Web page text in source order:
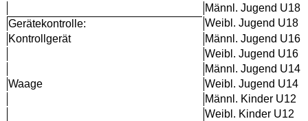
Männl. Jugend U18
Gerätekontrolle:
Weibl. Jugend U18
Kontrollgerät
Männl. Jugend U16
Weibl. Jugend U16
Männl. Jugend U14
Waage
Weibl. Jugend U14
Männl. Kinder U12
Weibl. Kinder U12